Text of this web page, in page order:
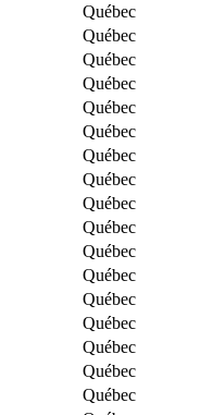
Québec
Québec
Québec
Québec
Québec
Québec
Québec
Québec
Québec
Québec
Québec
Québec
Québec
Québec
Québec
Québec
Québec